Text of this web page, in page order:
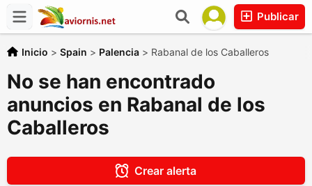
Publicar
Inicio > Spain > Palencia > Rabanal de los Caballeros
No se han encontrado
anuncios en Rabanal de los
Caballeros
Crear alerta